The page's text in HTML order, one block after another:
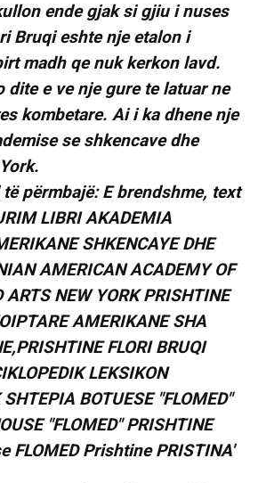
ende gjak si gjiu i nuses
Bruqi eshte nje etalon i
madh qe nuk kerkon lavd.
dite e ve nje gure te latuar ne
kombetare. Ai i ka dhene nje
se shkencave dhe